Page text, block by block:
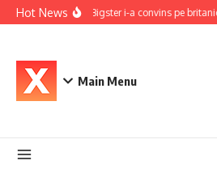
Skip to content
Hot NewsDacia Bigster i-a convins pe
Main Menu